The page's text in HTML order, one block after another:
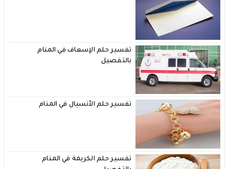
تفسير حلم الإسعاف في المنام
بالتفصيل
تفسير حلم الأنسيال في المنام
تفسير حلم الكريمة في المنام